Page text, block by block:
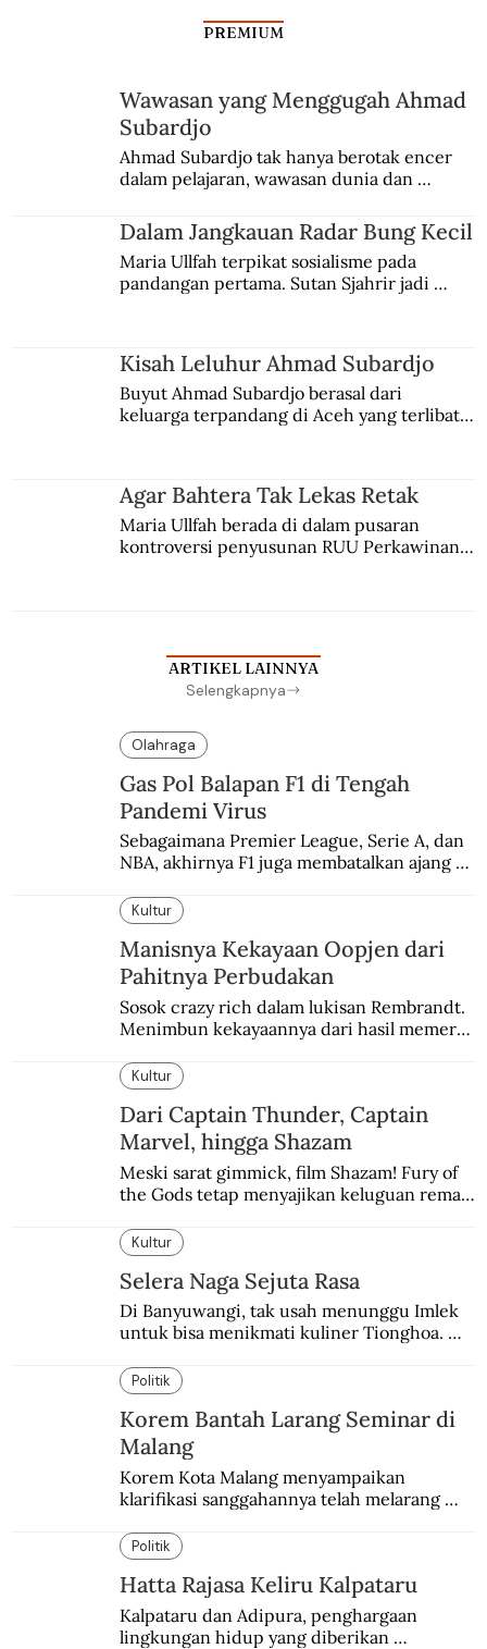
Rush Memicu Adrenalin hingga Garis
PREMIUM
Wawasan yang Menggugah Ahmad
Subardjo
Ahmad Subardjo tak hanya berotak encer
dalam pelajaran, wawasan dunia dan
Jules Verne, Multatuli, hingga Sun Yat-sen.
Dalam Jangkauan Radar Bung Kecil
Maria Ullfah terpikat sosialisme pada
pandangan pertama. Sutan Sjahrir jadi
Kisah Leluhur Ahmad Subardjo
Buyut Ahmad Subardjo berasal dari
keluarga terpandang di Aceh yang terlibat
Agar Bahtera Tak Lekas Retak
Maria Ullfah berada di dalam pusaran
kontroversi penyusunan RUU Perkawinan.
ARTIKEL LAINNYA
Selengkapnya
Olahraga
Gas Pol Balapan F1 di Tengah
Pandemi Virus
Sebagaimana Premier League, Serie A, dan
NBA, akhirnya F1 juga membatalkan ajang
enam dekade lampau.
Kultur
Manisnya Kekayaan Oopjen dari
Pahitnya Perbudakan
Sosok crazy rich dalam lukisan Rembrandt.
Menimbun kekayaannya dari hasil memeras
Kultur
Dari Captain Thunder, Captain
Marvel, hingga Shazam
Meski sarat gimmick, film Shazam! Fury of
the Gods tetap menyajikan keluguan remaja
Yunani.
Kultur
Selera Naga Sejuta Rasa
Di Banyuwangi, tak usah menunggu Imlek
untuk bisa menikmati kuliner Tionghoa.
pekan.
Politik
Korem Bantah Larang Seminar di
Malang
Korem Kota Malang menyampaikan
klarifikasi sanggahannya telah melarang
Malang.
Politik
Hatta Rajasa Keliru Kalpataru
Kalpataru dan Adipura, penghargaan
lingkungan hidup yang diberikan